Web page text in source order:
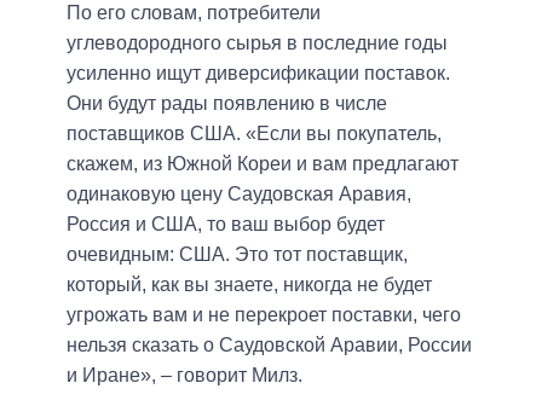
По его словам, потребители
углеводородного сырья в последние годы
усиленно ищут диверсификации поставок.
Они будут рады появлению в числе
поставщиков США. «Если вы покупатель,
скажем, из Южной Кореи и вам предлагают
одинаковую цену Саудовская Аравия,
Россия и США, то ваш выбор будет
очевидным: США. Это тот поставщик,
который, как вы знаете, никогда не будет
угрожать вам и не перекроет поставки, чего
нельзя сказать о Саудовской Аравии, России
и Иране», – говорит Милз.